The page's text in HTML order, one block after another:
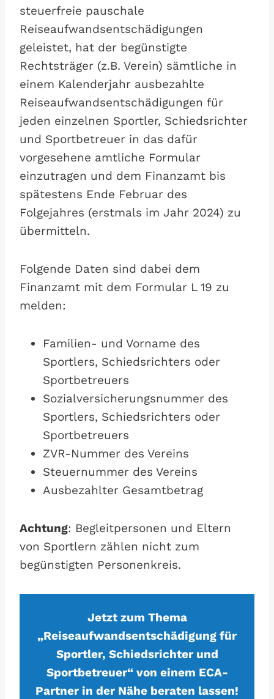
steuerfreie pauschale
Reiseaufwandsentschädigungen
geleistet, hat der begünstigte
Rechtsträger (z.B. Verein) sämtliche in
einem Kalenderjahr ausbezahlte
Reiseaufwandsentschädigungen für
jeden einzelnen Sportler, Schiedsrichter
und Sportbetreuer in das dafür
vorgesehene amtliche Formular
einzutragen und dem Finanzamt bis
spätestens Ende Februar des
Folgejahres (erstmals im Jahr 2024) zu
übermitteln.
Folgende Daten sind dabei dem
Finanzamt mit dem Formular L 19 zu
melden:
Familien- und Vorname des
Sportlers, Schiedsrichters oder
Sportbetreuers
Sozialversicherungsnummer des
Sportlers, Schiedsrichters oder
Sportbetreuers
ZVR-Nummer des Vereins
Steuernummer des Vereins
Ausbezahlter Gesamtbetrag
Achtung: Begleitpersonen und Eltern
von Sportlern zählen nicht zum
begünstigten Personenkreis.
Jetzt zum Thema
„Reiseaufwandsentschädigung für
Sportler, Schiedsrichter und
Sportbetreuer“ von einem ECA-
Partner in der Nähe beraten lassen!